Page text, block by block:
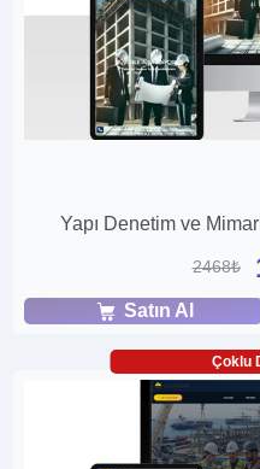
Yapı Denetim ve
2468₺
Satın Al
Çoklu